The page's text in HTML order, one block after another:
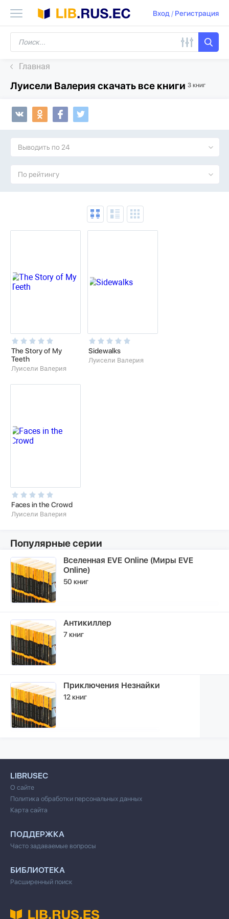
Вход/ Регистрация
Главная
Луисели Валерия скачать все книги 3 книг
Выводить по 24
По рейтингу
The Story of My
Teeth
Луисели Валерия
Sidewalks
Луисели Валерия
Faces in the Crowd
Луисели Валерия
Популярные серии
Вселенная EVE Online (Миры EVE
Online)
50 книг
Антикиллер
7 книг
Приключения Незнайки
12 книг
LIBRUSEC
О сайте
Политика обработки персональных данных
Карта сайта
ПОДДЕРЖКА
Часто задаваемые вопросы
БИБЛИОТЕКА
Расширенный поиск